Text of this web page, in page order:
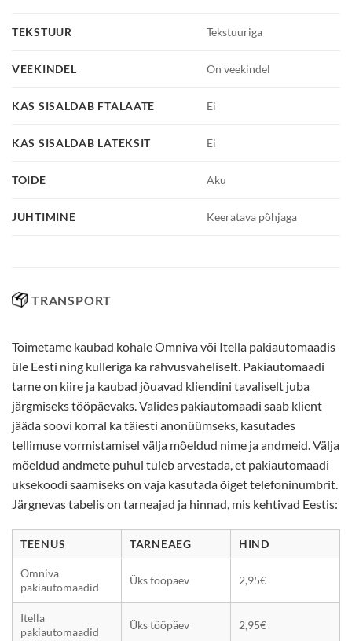
TEKSTUUR Tekstuuriga
VEEKINDEL On veekindel
KAS SISALDAB FTALAATE Ei
KAS SISALDAB LATEKSIT Ei
TOIDE Aku
JUHTIMINE Keeratava põhjaga
TRANSPORT
Toimetame kaubad kohale Omniva või Itella pakiautomaadis
üle Eesti ning kulleriga ka rahvusvaheliselt. Pakiautomaadi
tarne on kiire ja kaubad jõuavad kliendini tavaliselt juba
järgmiseks tööpäevaks. Valides pakiautomaadi saab klient
jääda soovi korral ka täiesti anonüümseks, kasutades
tellimuse vormistamisel välja mõeldud nime ja andmeid. Välja
mõeldud andmete puhul tuleb arvestada, et pakiautomaadi
uksekoodi saamiseks on vaja kasutada õiget telefoninumbrit.
Järgnevas tabelis on tarneajad ja hinnad, mis kehtivad Eestis:
TEENUS TARNEAEG HIND
Omniva
pakiautomaadid
Üks tööpäev 2,95€
Itella
pakiautomaadid
Üks tööpäev 2,95€